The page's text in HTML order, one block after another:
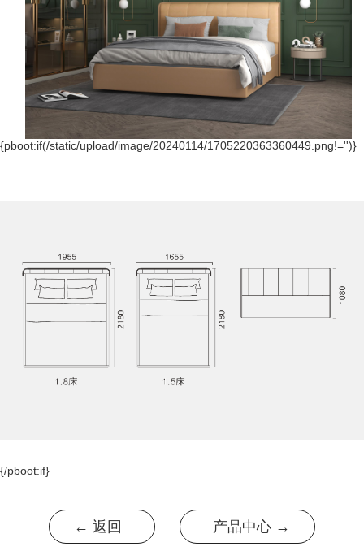
{pboot:if(/static/upload/image/20240114/1705220363360449.png!='')}
{/pboot:if}
← 返回 产品中心 →